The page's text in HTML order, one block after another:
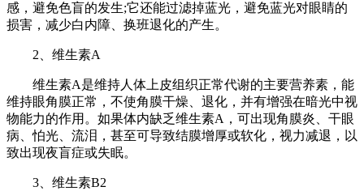
感，避免色盲的发生;它还能过滤掉蓝光，避免蓝光对眼睛的
损害，减少白内障、换班退化的产生。
2、维生素A
维生素A是维持人体上皮组织正常代谢的主要营养素，能
维持眼角膜正常，不使角膜干燥、退化，并有增强在暗光中视
物能力的作用。如果体内缺乏维生素A，可出现角膜炎、干眼
病、怕光、流泪，甚至可导致结膜增厚或软化，视力减退，以
致出现夜盲症或失眠。
3、维生素B2